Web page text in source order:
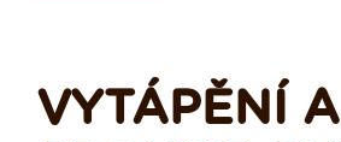
VYTÁPĚNÍ A